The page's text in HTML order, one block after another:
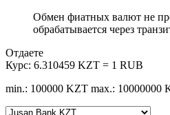
Обмен фиатных валют не
обрабатывается через
Отдаете
Курс: 6.310459 KZT = 1 RUB
min.: 100000 KZT max.: 10000000